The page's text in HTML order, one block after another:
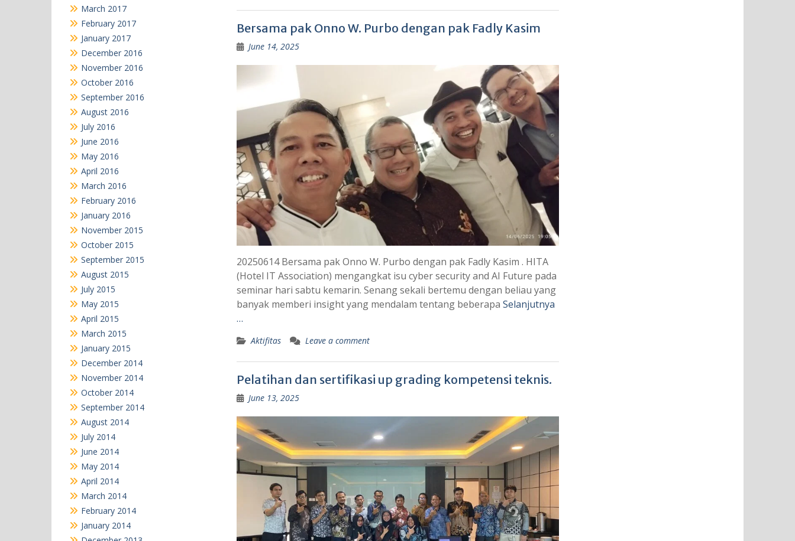
Bersama pak Onno W. Purbo dengan pak Fadly Kasim
June 14, 2025
20250614 Bersama pak Onno W. Purbo dengan pak Fadly Kasim . HITA
(Hotel IT Association) mengangkat isu cyber security and AI Future pada
seminar hari sabtu kemarin. Senang sekali bertemu dengan beliau yang
banyak memberi insight yang mendalam tentang beberapa Selanjutnya
…
Aktifitas Leave a comment
Pelatihan dan sertifikasi up grading kompetensi teknis.
June 13, 2025
March 2017
February 2017
January 2017
December 2016
November 2016
October 2016
September 2016
August 2016
July 2016
June 2016
May 2016
April 2016
March 2016
February 2016
January 2016
November 2015
October 2015
September 2015
August 2015
July 2015
May 2015
April 2015
March 2015
January 2015
December 2014
November 2014
October 2014
September 2014
August 2014
July 2014
June 2014
May 2014
April 2014
March 2014
February 2014
January 2014